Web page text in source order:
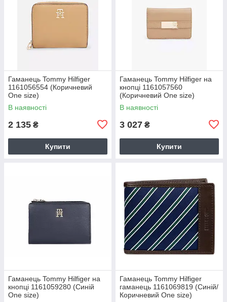
Гаманець Tommy Hilfiger
1161056554 (Коричневий
One size)
В наявності
2 135 ₴
Купити
Гаманець Tommy Hilfiger на
кнопці 1161057560
(Коричневий One size)
В наявності
3 027 ₴
Купити
Гаманець Tommy Hilfiger на
кнопці 1161059280 (Синій
One size)
Гаманець Tommy Hilfiger
гаманець 1161069819 (Синій/
Коричневий One size)